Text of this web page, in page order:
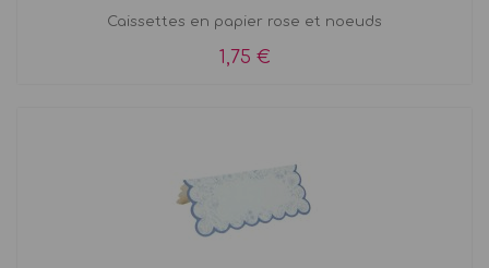
Caissettes en papier rose et noeuds
1,75 €